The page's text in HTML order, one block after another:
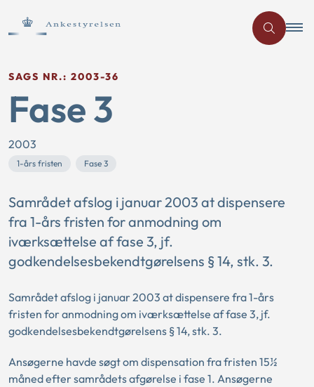
SAGS NR.: 2003-36
Fase 3
2003
1-års fristen Fase 3
Samrådet afslog i januar 2003 at dispensere
fra 1-års fristen for anmodning om
iværksættelse af fase 3, jf.
godkendelsesbekendtgørelsens § 14, stk. 3.
Samrådet afslog i januar 2003 at dispensere fra 1-års
fristen for anmodning om iværksættelse af fase 3, jf.
godkendelsesbekendtgørelsens § 14, stk. 3.
Ansøgerne havde søgt om dispensation fra fristen 15½
måned efter samrådets afgørelse i fase 1. Ansøgerne